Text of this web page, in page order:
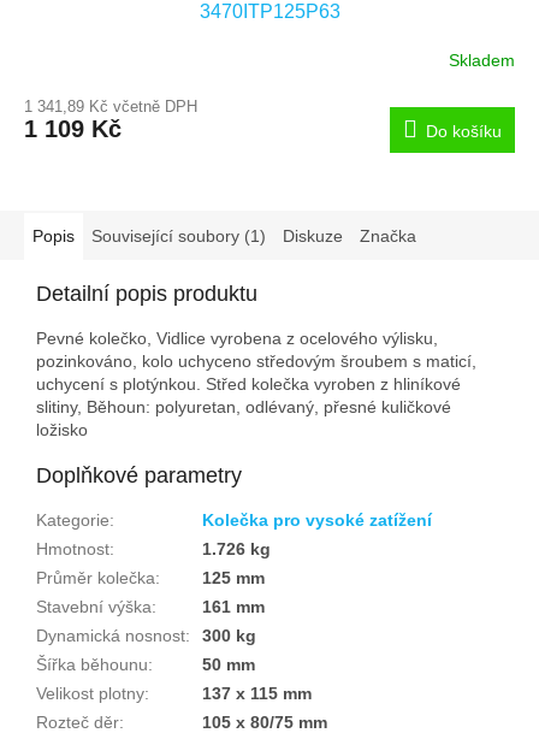
3470ITP125P63
Skladem
1 341,89 Kč včetně DPH
1 109 Kč Do košíku
Popis Související soubory (1) Diskuze Značka
Detailní popis produktu
Pevné kolečko, Vidlice vyrobena z ocelového výlisku,
pozinkováno, kolo uchyceno středovým šroubem s maticí,
uchycení s plotýnkou. Střed kolečka vyroben z hliníkové
slitiny, Běhoun: polyuretan, odlévaný, přesné kuličkové
ložisko
Doplňkové parametry
Kategorie:
Kolečka pro vysoké zatížení
Hmotnost:
1.726 kg
Průměr kolečka:
125 mm
Stavební výška:
161 mm
Dynamická nosnost:
300 kg
Šířka běhounu:
50 mm
Velikost plotny:
137 x 115 mm
Rozteč děr:
105 x 80/75 mm